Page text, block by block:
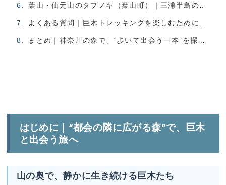
はじめに｜“都会の隣に広がる森”で、巨木
と出会う旅へ
山の奥で、静かに生き続ける巨木たち